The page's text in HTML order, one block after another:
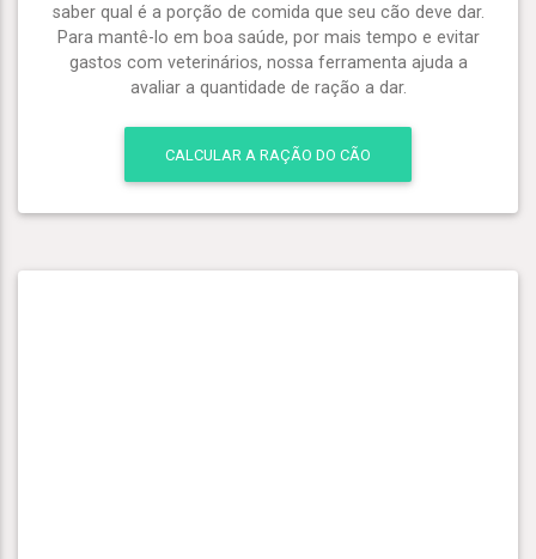
saber qual é a porção de comida que seu cão deve dar.
Para mantê-lo em boa saúde, por mais tempo e evitar
gastos com veterinários, nossa ferramenta ajuda a
avaliar a quantidade de ração a dar.
CALCULAR A RAÇÃO DO CÃO